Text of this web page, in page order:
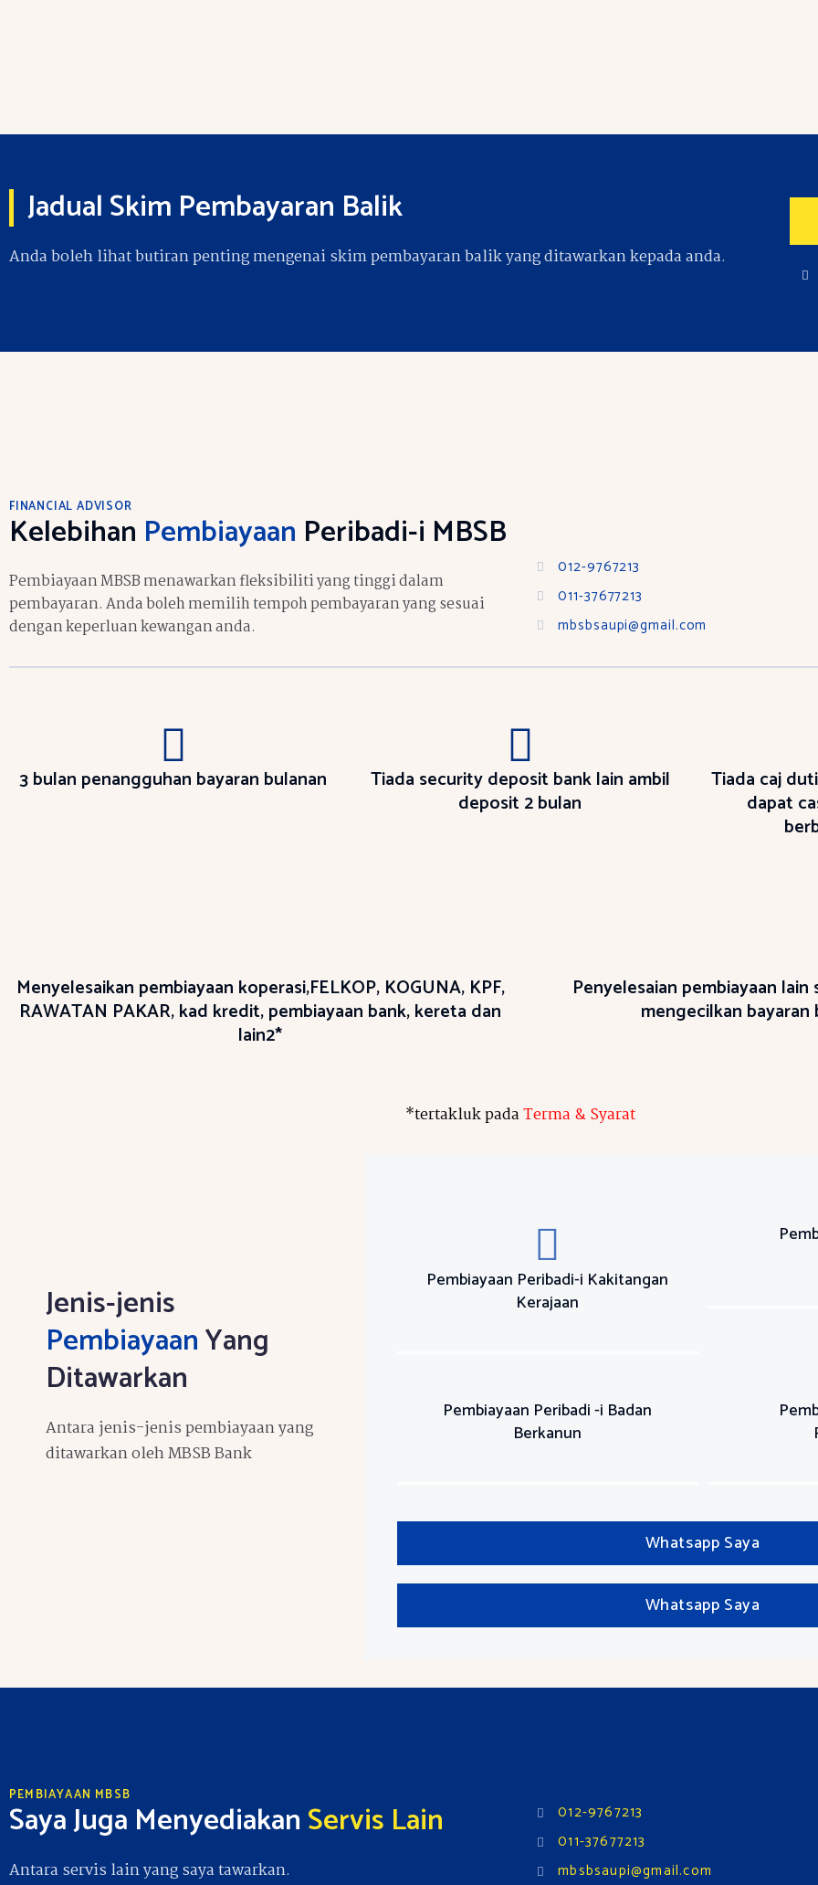
Jadual Skim Pembayaran Balik
Anda boleh lihat butiran penting mengenai skim pembayaran balik yang ditawarkan kepada anda.
FINANCIAL ADVISOR
Kelebihan Pembiayaan Peribadi-i MBSB
Pembiayaan MBSB menawarkan fleksibiliti yang tinggi dalam
pembayaran. Anda boleh memilih tempoh pembayaran yang sesuai
dengan keperluan kewangan anda.
012-9767213
011-37677213
mbsbsaupi@gmail.com
3 bulan penangguhan bayaran bulanan Tiada security deposit bank lain ambil
deposit 2 bulan
Tiada caj
dapat
Menyelesaikan pembiayaan koperasi,FELKOP, KOGUNA, KPF,
RAWATAN PAKAR, kad kredit, pembiayaan bank, kereta dan
lain2*
Penyelesaian pembiayaan
mengecilkan bayaran
*tertakluk padaTerma & Syarat
Jenis-jenis
PembiayaanYang
Ditawarkan
Antara jenis-jenis pembiayaan yang
ditawarkan oleh MBSB Bank
Pembiayaan Peribadi-i Kakitangan
Kerajaan
Pembiayaan Peribadi -i Badan
Berkanun
Whatsapp Saya
Whatsapp Saya
PEMBIAYAAN MBSB
Saya Juga MenyediakanServis Lain
Antara servis lain yang saya tawarkan.
012-9767213
011-37677213
mbsbsaupi@gmail.com